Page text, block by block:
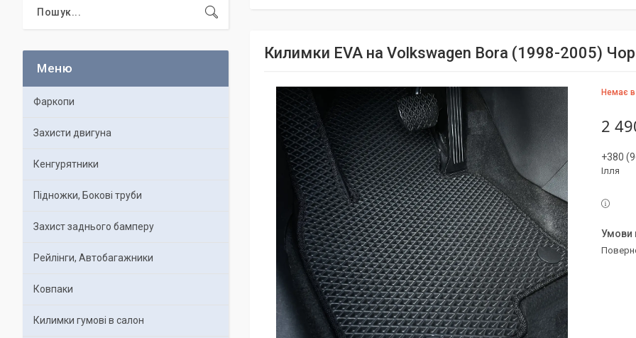
Килимки EVA на Volkswagen Bora (1998-2005)
Немає в
2
+380
Ілля
Фаркопи
Захисти двигуна
Кенгурятники
Підножки, Бокові труби
Захист заднього бамперу
Рейлінги, Автобагажники
Ковпаки
Килимки гумові в салон